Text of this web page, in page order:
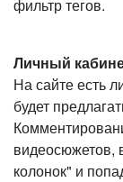
фильтр тегов.
Личный
На сайте есть
будет
видеосюжетов,
колонок" и